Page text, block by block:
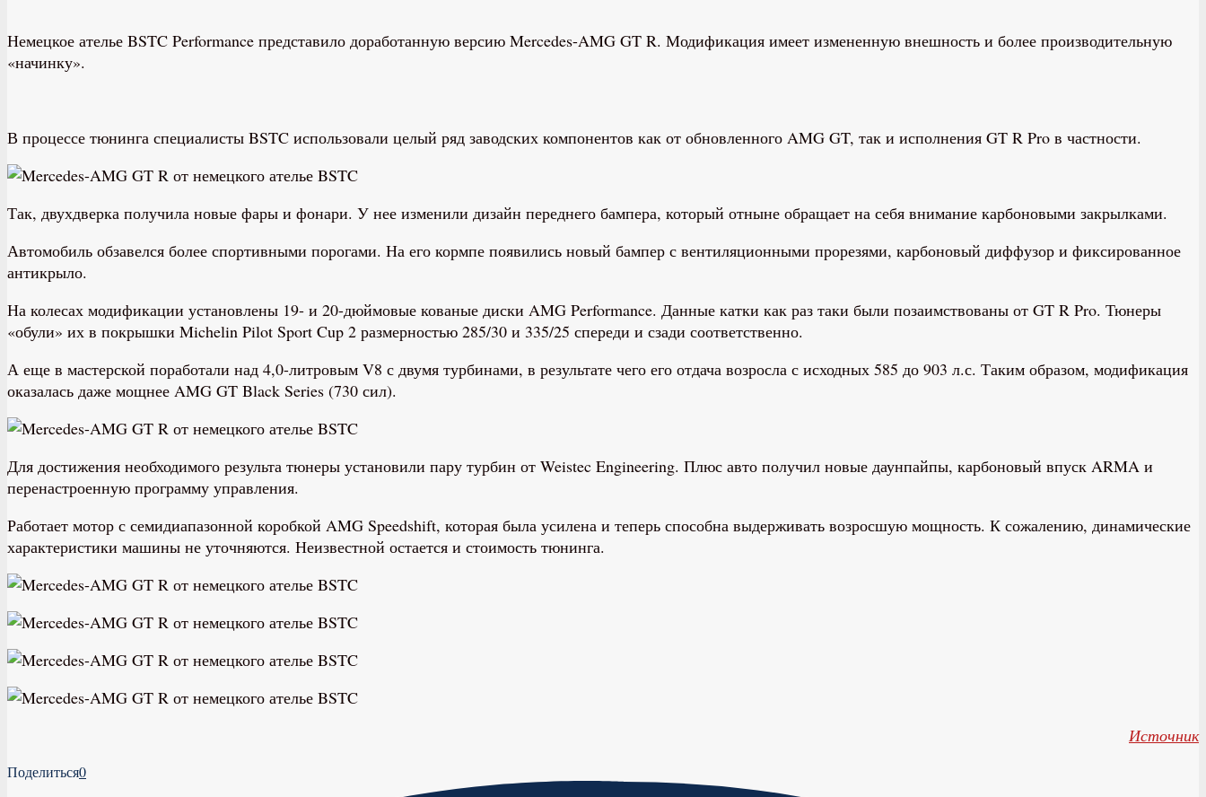
Немецкое ателье BSTC Performance представило доработанную версию Mercedes-AMG GT R. Модификация имеет измененную внешность и более производительную
«начинку».
В процессе тюнинга специалисты BSTC использовали целый ряд заводских компонентов как от обновленного AMG GT, так и исполнения GT R Pro в частности.
Так, двухдверка получила новые фары и фонари. У нее изменили дизайн переднего бампера, который отныне обращает на себя внимание карбоновыми закрылками.
Автомобиль обзавелся более спортивными порогами. На его кормпе появились новый бампер с вентиляционными прорезями, карбоновый диффузор и фиксированное
антикрыло.
На колесах модификации установлены 19- и 20-дюймовые кованые диски AMG Performance. Данные катки как раз таки были позаимствованы от GT R Pro. Тюнеры
«обули» их в покрышки Michelin Pilot Sport Cup 2 размерностью 285/30 и 335/25 спереди и сзади соответственно.
А еще в мастерской поработали над 4,0-литровым V8 с двумя турбинами, в результате чего его отдача возросла с исходных 585 до 903 л.с. Таким образом, модификация
оказалась даже мощнее AMG GT Black Series (730 сил).
Для достижения необходимого результа тюнеры установили пару турбин от Weistec Engineering. Плюс авто получил новые даунпайпы, карбоновый впуск ARMA и
перенастроенную программу управления.
Работает мотор с семидиапазонной коробкой AMG Speedshift, которая была усилена и теперь способна выдерживать возросшую мощность. К сожалению, динамические
характеристики машины не уточняются. Неизвестной остается и стоимость тюнинга.
Источник
Поделиться0